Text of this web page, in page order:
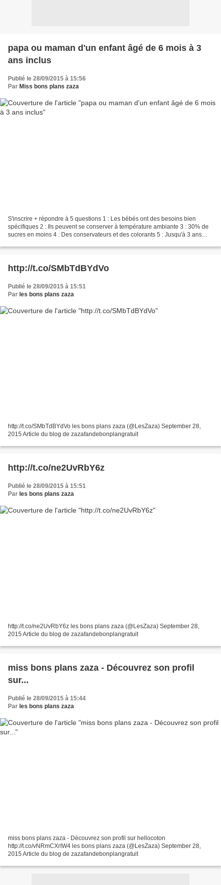
papa ou maman d'un enfant âgé de 6 mois à 3
ans inclus
Publié le 28/09/2015 à 15:56
Par Miss bons plans zaza
S'inscrire + répondre à 5 questions 1 : Les bébés ont des besoins bien
spécifiques 2 : Ils peuvent se conserver à température ambiante 3 : 30% de
sucres en moins 4 : Des conservateurs et des colorants 5 : Jusqu'à 3 ans
http://t.co/SMbTdBYdVo
Publié le 28/09/2015 à 15:51
Par les bons plans zaza
http://t.co/SMbTdBYdVo les bons plans zaza (@LesZaza) September 28,
2015 Article du blog de zazafandebonplangratuit
http://t.co/ne2UvRbY6z
Publié le 28/09/2015 à 15:51
Par les bons plans zaza
http://t.co/ne2UvRbY6z les bons plans zaza (@LesZaza) September 28,
2015 Article du blog de zazafandebonplangratuit
miss bons plans zaza - Découvrez son profil
sur...
Publié le 28/09/2015 à 15:44
Par les bons plans zaza
miss bons plans zaza - Découvrez son profil sur hellocoton
http://t.co/vNRmCXrIW4 les bons plans zaza (@LesZaza) September 28,
2015 Article du blog de zazafandebonplangratuit